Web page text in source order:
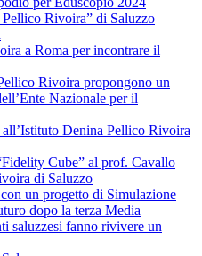
Rivoira” di Saluzzo
a Roma per incontrare il
Rivoira propongono un
Nazionale per il
Denina Pellico Rivoira
Cube” al prof. Cavallo
di Saluzzo
un progetto di Simulazione
dopo la terza Media
saluzzesi fanno rivivere un